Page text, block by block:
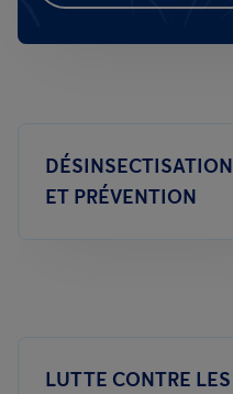
DÉSINSECTISATION
ET PRÉVENTION
LUTTE CONTRE LES